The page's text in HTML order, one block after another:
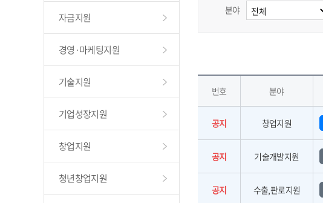
자금지원
경영·마케팅지원
기술지원
기업성장지원
창업지원
청년창업지원
분야
번호 분야
공지 창업지원
공지 기술개발지원
공지 수출,판로지원